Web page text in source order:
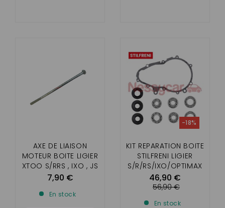
AXE DE LIAISON
MOTEUR BOITE LIGIER
XTOO S/RRS , IXO , JS
50 , MICROCAR
CARGO , DUÉ
7,90 €
En stock
KIT REPARATION BOITE
STILFRENI LIGIER
S/R/RS/IXO/OPTIMAX
2 , MICROCAR
CARGO
46,90 €
-18%
56,90 €
En stock